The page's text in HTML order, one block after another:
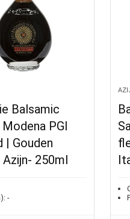
Balsamic
PGI
| Gouden
250ml
-